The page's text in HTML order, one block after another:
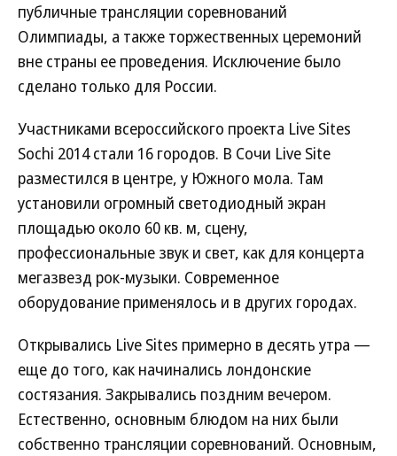
публичные трансляции соревнований
Олимпиады, а также торжественных церемоний
вне страны ее проведения. Исключение было
сделано только для России.
Участниками всероссийского проекта Live Sites
Sochi 2014 стали 16 городов. В Сочи Live Site
разместился в центре, у Южного мола. Там
установили огромный светодиодный экран
площадью около 60 кв. м, сцену,
профессиональные звук и свет, как для концерта
мегазвезд рок-музыки. Современное
оборудование применялось и в других городах.
Открывались Live Sites примерно в десять утра —
еще до того, как начинались лондонские
состязания. Закрывались поздним вечером.
Естественно, основным блюдом на них были
собственно трансляции соревнований. Основным,